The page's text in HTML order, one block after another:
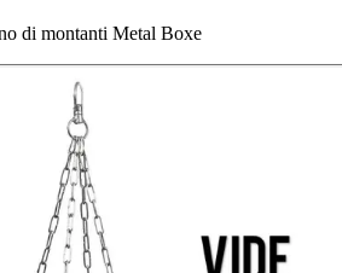
di montanti Metal Boxe